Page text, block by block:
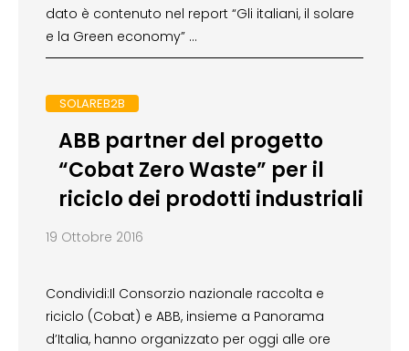
dato è contenuto nel report “Gli italiani, il solare
e la Green economy” …
SOLAREB2B
ABB partner del progetto
“Cobat Zero Waste” per il
riciclo dei prodotti industriali
19 Ottobre 2016
Condividi:Il Consorzio nazionale raccolta e
riciclo (Cobat) e ABB, insieme a Panorama
d’Italia, hanno organizzato per oggi alle ore